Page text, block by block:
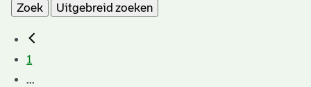
Zoek
Uitgebreid zoeken
1
...